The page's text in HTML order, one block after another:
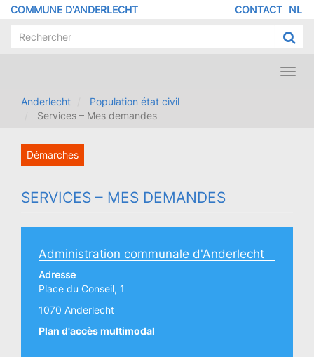
Aller
contenu
COMMUNE D'ANDERLECHT NL
DE
CONTACT
Anderlecht
Population état civil
Services – Mes demandes
Démarches
SERVICES – MES DEMANDES
Administration communale d'Anderlecht
Adresse
Place du Conseil, 1
1070 Anderlecht
Plan d'accès multimodal